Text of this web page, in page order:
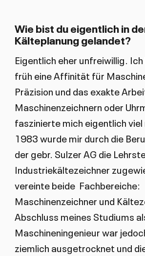
Wie bist du eigentlich in
Kälteplanung gelandet?
Eigentlich eher unfreiwillig.
früh eine Affinität für
Präzision und das exakte
Maschinenzeichnern oder
faszinierte mich eigentlich viel
1983 wurde mir durch die
der gebr. Sulzer AG die
Industriekältezeichner
vereinte beide Fachbereiche:
Maschinenzeichner und
Abschluss meines Studiums
Maschineningenieur war
ziemlich ausgetrocknet und